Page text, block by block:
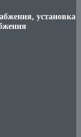
установка